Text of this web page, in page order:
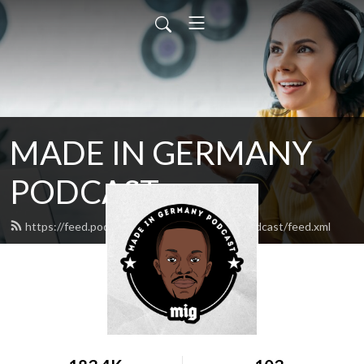
MADE IN GERMANY
PODCAST
https://feed.podbean.com/madeingermanypodcast/feed.xml